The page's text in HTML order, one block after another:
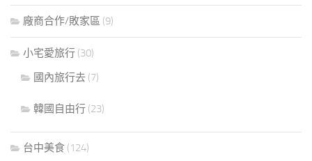
廠商合作/敗家區 (9)
小宅愛旅行 (30)
國內旅行去 (7)
韓國自由行 (23)
台中美食 (124)